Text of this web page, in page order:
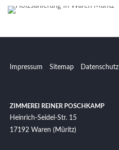
Impressum Sitemap Datenschutz
ZIMMEREI REINER POSCHKAMP
Heinrich-Seidel-Str. 15
17192 Waren (Müritz)